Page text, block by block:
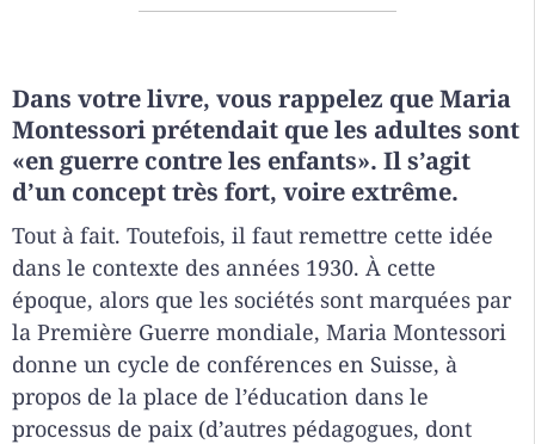
Dans votre livre, vous rappelez que Maria
Montessori prétendait que les adultes sont
«en guerre contre les enfants». Il s’agit
d’un concept très fort, voire extrême.
Tout à fait. Toutefois, il faut remettre cette idée
dans le contexte des années 1930. À cette
époque, alors que les sociétés sont marquées par
la Première Guerre mondiale, Maria Montessori
donne un cycle de conférences en Suisse, à
propos de la place de l’éducation dans le
processus de paix (d’autres pédagogues, dont